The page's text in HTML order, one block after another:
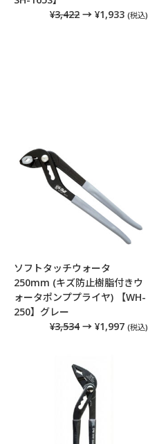
¥3,422 → ¥1,933 (税込)
ソフトタッチウォータ
250mm (キズ防止樹脂付きウ
ォータポンププライヤ) 【WH-
250】グレー
¥3,534 → ¥1,997 (税込)